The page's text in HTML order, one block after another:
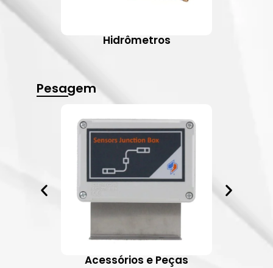
Hidrômetros
Pesagem
Acessórios e Peças